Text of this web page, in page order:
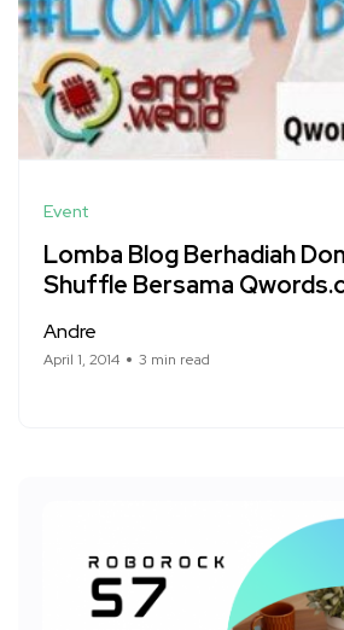
Event
Lomba Blog Berhadiah
Shuffle Bersama
Andre
April 1, 2014 3 min read